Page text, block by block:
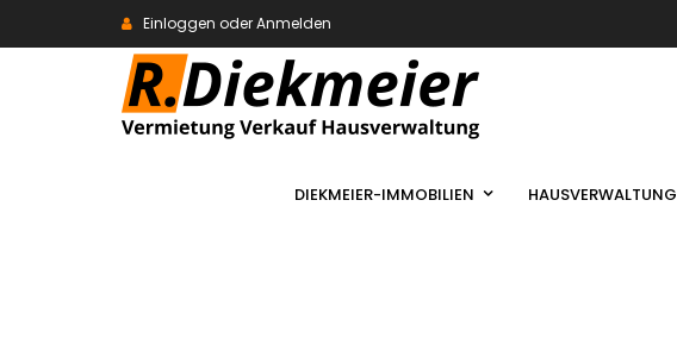
Einloggen oder Anmelden
DIEKMEIER-IMMOBILIEN HAUSVERWALTUNG